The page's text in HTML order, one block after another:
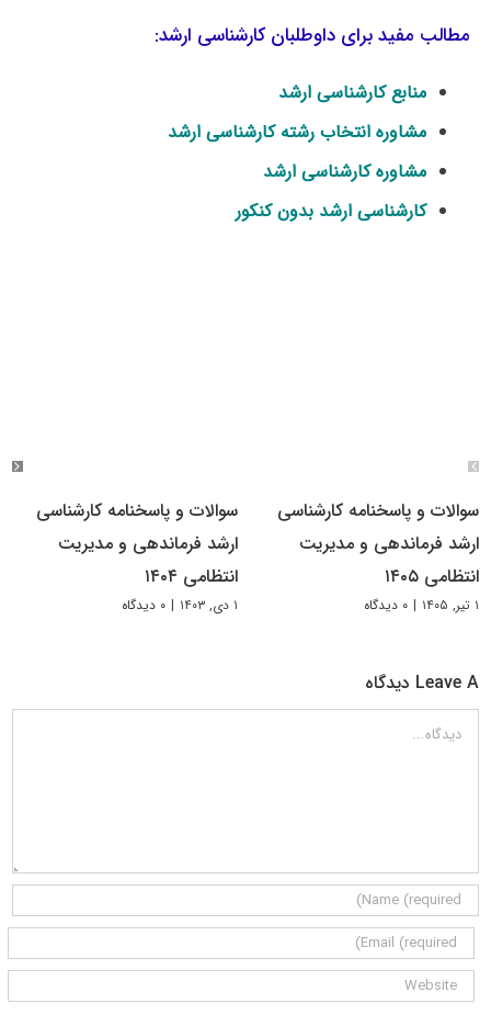
مطالب مفید برای داوطلبان کارشناسی ارشد:
منابع کارشناسی ارشد
مشاوره انتخاب رشته کارشناسی ارشد
مشاوره کارشناسی ارشد
کارشناسی ارشد بدون کنکور
سوالات و پاسخنامه کارشناسی
ارشد فرماندهی و مدیریت
انتظامی ۱۴۰۵
۱ تیر, ۱۴۰۵ | ۰ دیدگاه
سوالات و پاسخنامه کارشناسی
ارشد فرماندهی و مدیریت
انتظامی ۱۴۰۴
۱ دی, ۱۴۰۳ | ۰ دیدگاه
Leave A دیدگاه
دیدگاه